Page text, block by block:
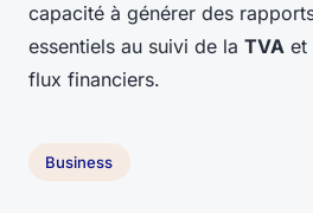
capacité à générer des
essentiels au suivi de la TVA et
flux financiers.
Business